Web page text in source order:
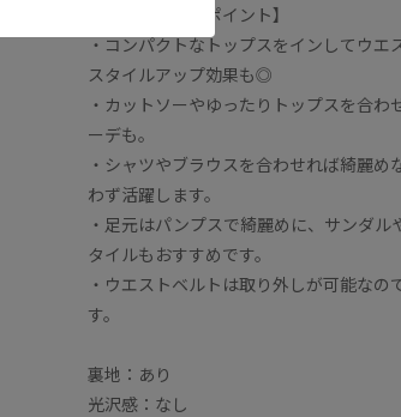
【スタイリングポイント】
・コンパクトなトップスをインしてウエ
スタイルアップ効果も◎
・カットソーやゆったりトップスを合
ーデも。
・シャツやブラウスを合わせれば綺麗
わず活躍します。
・足元はパンプスで綺麗めに、サンダ
タイルもおすすめです。
・ウエストベルトは取り外しが可能な
す。
裏地：あり
光沢感：なし